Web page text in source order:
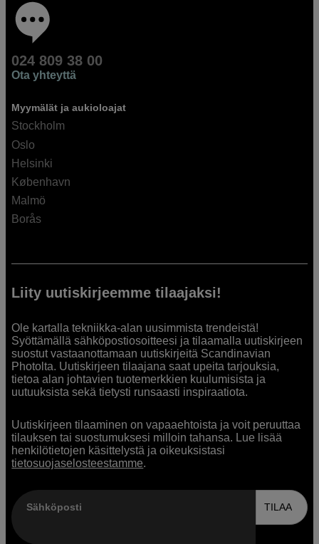
024 809 38 00
Ota yhteyttä
Myymälät ja aukioloajat
Stockholm
Oslo
Helsinki
København
Malmö
Borås
Liity uutiskirjeemme tilaajaksi!
Ole kartalla tekniikka-alan uusimmista trendeistä!
Syöttämällä sähköpostiosoitteesi ja tilaamalla uutiskirjeen
suostut vastaanottamaan uutiskirjeitä Scandinavian
Photolta. Uutiskirjeen tilaajana saat upeita tarjouksia,
tietoa alan johtavien tuotemerkkien kuulumisista ja
uutuuksista sekä tietysti runsaasti inspiraatiota.
Uutiskirjeen tilaaminen on vapaaehtoista ja voit peruuttaa
tilauksen tai suostumuksesi milloin tahansa. Lue lisää
henkilötietojen käsittelystä ja oikeuksistasi
tietosuojaselosteestamme.
Sähköposti TILAA